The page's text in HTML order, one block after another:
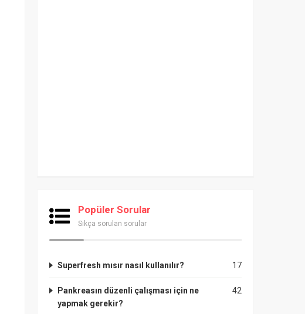
Popüler Sorular
Sıkça sorulan sorular
17
Superfresh mısır nasıl kullanılır?
42
Pankreasın düzenli çalışması için ne
yapmak gerekir?